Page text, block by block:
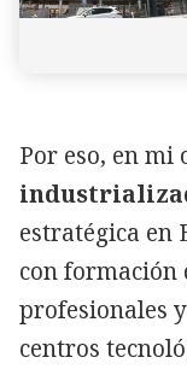
Por eso, en mi
estratégica en
con formación
profesionales
centros